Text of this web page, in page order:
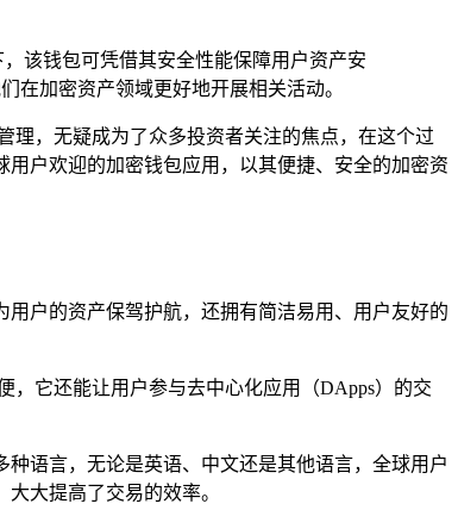
该钱包可凭借其安全性能保障用户资产安
在加密资产领域更好地开展相关活动。
理，无疑成为了众多投资者关注的焦点，在这个过
户欢迎的加密钱包应用，以其便捷、安全的加密资
户的资产保驾护航，还拥有简洁易用、用户友好的
，它还能让用户参与去中心化应用（DApps）的交
语言，无论是英语、中文还是其他语言，全球用户
大提高了交易的效率。